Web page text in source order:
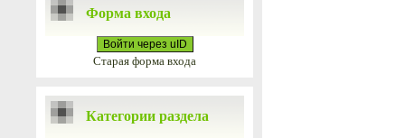
Форма входа
Войти через uID
Старая форма входа
Категории раздела